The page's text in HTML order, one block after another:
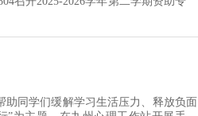
助同学们缓解学习生活压力、释放负面